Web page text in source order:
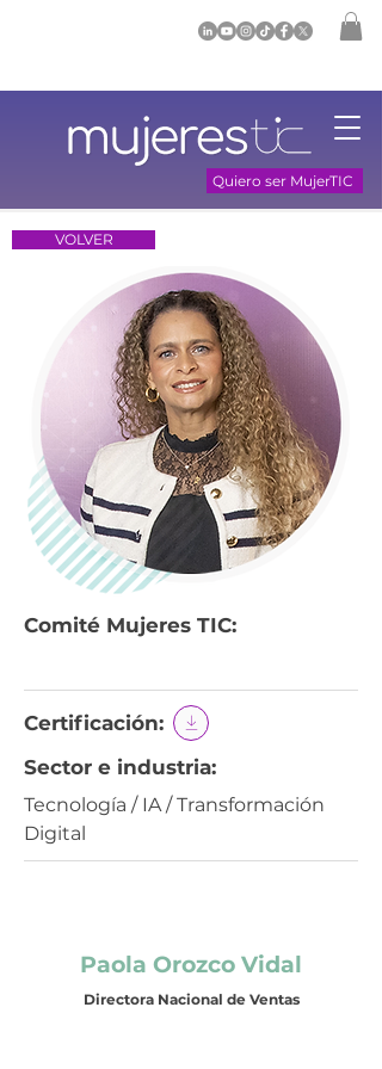
Quiero ser MujerTIC
VOLVER
Comité Mujeres TIC:
Certificación:
Sector e industria:
Tecnología / IA / Transformación
Digital
Paola Orozco Vidal
Directora Nacional de Ventas